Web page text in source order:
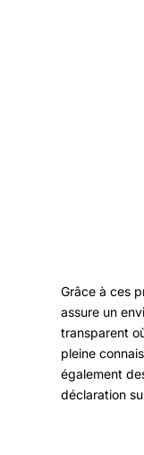
Grâce à ces
assure un
transparent
pleine
également
déclaration